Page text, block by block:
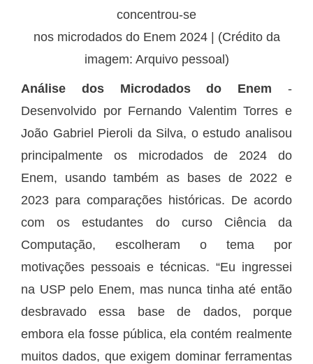
concentrou-se
nos microdados do Enem 2024 | (Crédito da
imagem: Arquivo pessoal)
Análise dos Microdados do Enem -
Desenvolvido por Fernando Valentim Torres e
João Gabriel Pieroli da Silva, o estudo analisou
principalmente os microdados de 2024 do
Enem, usando também as bases de 2022 e
2023 para comparações históricas. De acordo
com os estudantes do curso Ciência da
Computação, escolheram o tema por
motivações pessoais e técnicas. “Eu ingressei
na USP pelo Enem, mas nunca tinha até então
desbravado essa base de dados, porque
embora ela fosse pública, ela contém realmente
muitos dados, que exigem dominar ferramentas